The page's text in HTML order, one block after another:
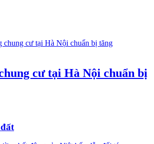
cư tại Hà Nội chuẩn bị